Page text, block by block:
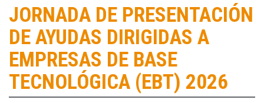
JORNADA DE PRESENTACIÓN
DE AYUDAS DIRIGIDAS A
EMPRESAS DE BASE
TECNOLÓGICA (EBT) 2026